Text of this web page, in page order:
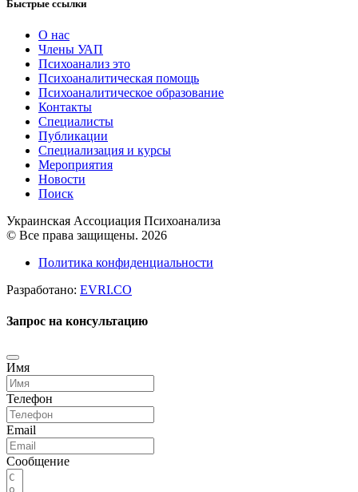
Быстрые ссылки
О нас
Члены УАП
Психоанализ это
Психоаналитическая помощь
Психоаналитическое образование
Контакты
Специалисты
Публикации
Специализация и курсы
Мероприятия
Новости
Поиск
Украинская Ассоциация Психоанализа
© Все права защищены. 2026
Политика конфиденциальности
Разработано: EVRI.CO
Запрос на консультацию
Имя
Телефон
Email
Сообщение